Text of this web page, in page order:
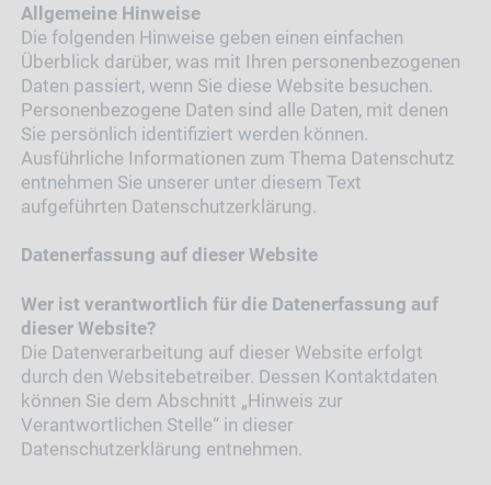
Allgemeine Hinweise
Die folgenden Hinweise geben einen einfachen
Überblick darüber, was mit Ihren personenbezogenen
Daten passiert, wenn Sie diese Website besuchen.
Personenbezogene Daten sind alle Daten, mit denen
Sie persönlich identifiziert werden können.
Ausführliche Informationen zum Thema Datenschutz
entnehmen Sie unserer unter diesem Text
aufgeführten Datenschutzerklärung.
Datenerfassung auf dieser Website
Wer ist verantwortlich für die Datenerfassung auf
dieser Website?
Die Datenverarbeitung auf dieser Website erfolgt
durch den Websitebetreiber. Dessen Kontaktdaten
können Sie dem Abschnitt „Hinweis zur
Verantwortlichen Stelle“ in dieser
Datenschutzerklärung entnehmen.